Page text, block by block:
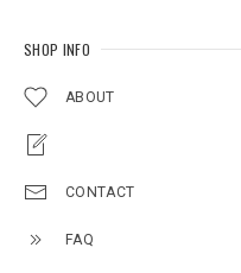
SHOP INFO
ABOUT
CONTACT
FAQ